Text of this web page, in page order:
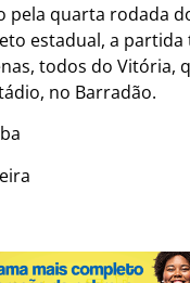
pela quarta rodada
estadual, a partida
todos do Vitória,
no Barradão.